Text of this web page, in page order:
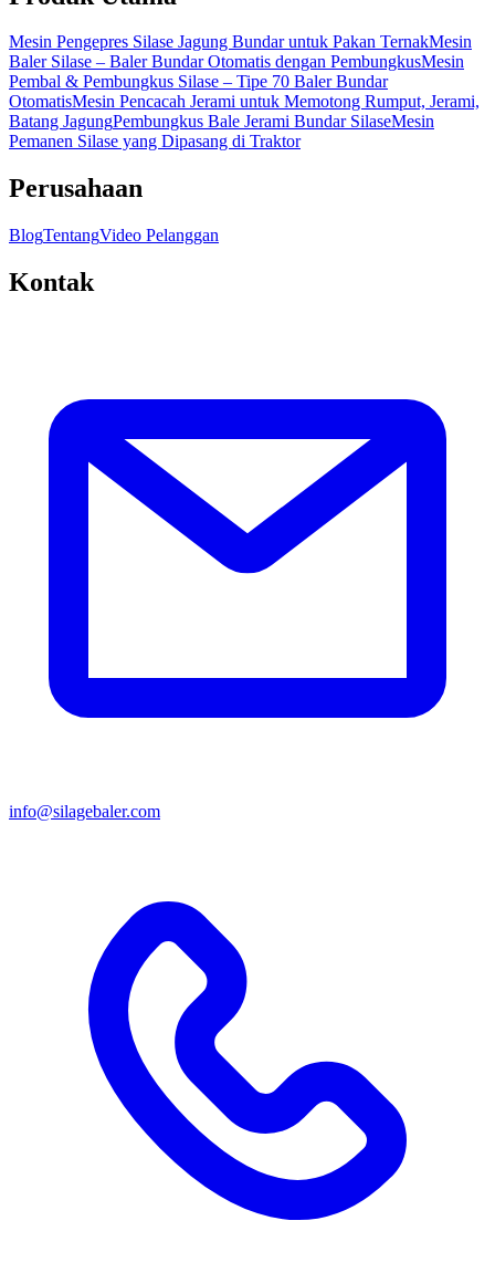
Mesin Pengepres Silase Jagung Bundar untuk Pakan TernakMesin
Baler Silase – Baler Bundar Otomatis dengan PembungkusMesin
Pembal & Pembungkus Silase – Tipe 70 Baler Bundar
OtomatisMesin Pencacah Jerami untuk Memotong Rumput, Jerami,
Batang JagungPembungkus Bale Jerami Bundar SilaseMesin
Pemanen Silase yang Dipasang di Traktor
Perusahaan
BlogTentangVideo Pelanggan
Kontak
info@silagebaler.com